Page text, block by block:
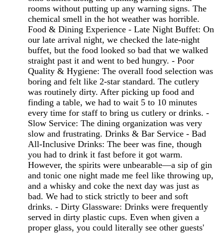
rooms without putting up any warning signs. The
chemical smell in the hot weather was horrible.
Food & Dining Experience - Late Night Buffet: On
our late arrival night, we checked the late-night
buffet, but the food looked so bad that we walked
straight past it and went to bed hungry. - Poor
Quality & Hygiene: The overall food selection was
boring and felt like 2-star standard. The cutlery
was routinely dirty. After picking up food and
finding a table, we had to wait 5 to 10 minutes
every time for staff to bring us cutlery or drinks. -
Slow Service: The dining organization was very
slow and frustrating. Drinks & Bar Service - Bad
All-Inclusive Drinks: The beer was fine, though
you had to drink it fast before it got warm.
However, the spirits were unbearable—a sip of gin
and tonic one night made me feel like throwing up,
and a whisky and coke the next day was just as
bad. We had to stick strictly to beer and soft
drinks. - Dirty Glassware: Drinks were frequently
served in dirty plastic cups. Even when given a
proper glass, you could literally see other guests'